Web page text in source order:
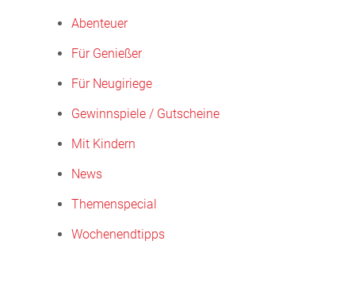
Abenteuer
Für Genießer
Für Neugiriege
Gewinnspiele / Gutscheine
Mit Kindern
News
Themenspecial
Wochenendtipps